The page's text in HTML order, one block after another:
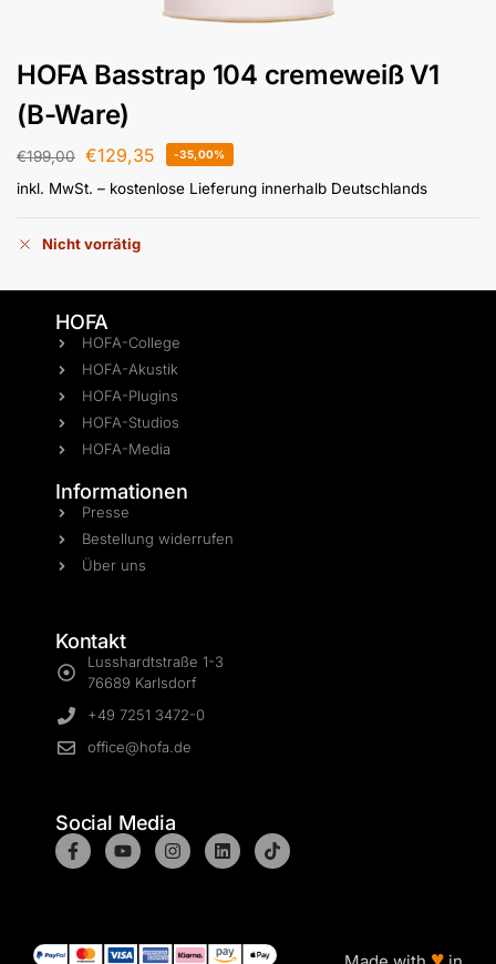
HOFA Basstrap 104 cremeweiß V1
(B-Ware)
€199,00 €129,35 -35,00%
inkl. MwSt. – kostenlose Lieferung innerhalb Deutschlands
Nicht vorrätig
HOFA
HOFA-College
HOFA-Akustik
HOFA-Plugins
HOFA-Studios
HOFA-Media
Informationen
Presse
Bestellung widerrufen
Über uns
Kontakt
Lusshardtstraße 1-3
76689 Karlsdorf
+49 7251 3472-0
office@hofa.de
Social Media